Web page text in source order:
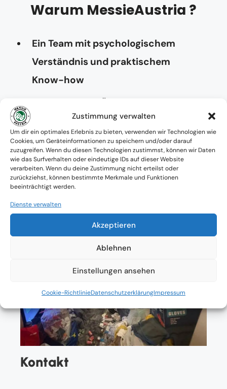
Zustimmung verwalten
Um dir ein optimales Erlebnis zu bieten, verwenden wir Technologien wie
Cookies, um Geräteinformationen zu speichern und/oder darauf
zuzugreifen. Wenn du diesen Technologien zustimmst, können wir Daten
wie das Surfverhalten oder eindeutige IDs auf dieser Website
verarbeiten. Wenn du deine Zustimmung nicht erteilst oder
zurückziehst, können bestimmte Merkmale und Funktionen
beeinträchtigt werden.
Dienste verwalten
Akzeptieren
Ablehnen
Einstellungen ansehen
Cookie-RichtlinieDatenschutzerklärungImpressum
Warum MessieAustria ?
Ein Team mit psychologischem
Verständnis und praktischem
Know-how
Absolute Diskretion & keine
Zusammenarbeit mit Ämtern ohne
Einverständnis
Kontakt